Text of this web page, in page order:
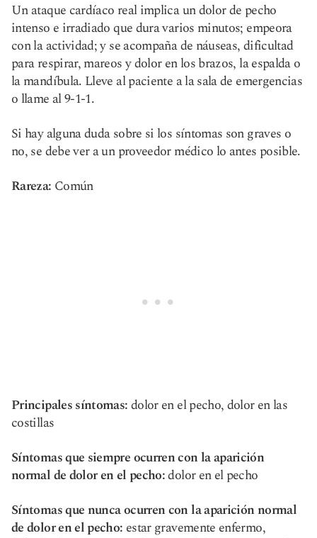
Un ataque cardíaco real implica un dolor de pecho
intenso e irradiado que dura varios minutos; empeora
con la actividad; y se acompaña de náuseas, dificultad
para respirar, mareos y dolor en los brazos, la espalda o
la mandíbula. Lleve al paciente a la sala de emergencias
o llame al 9-1-1.
Si hay alguna duda sobre si los síntomas son graves o
no, se debe ver a un proveedor médico lo antes posible.
Rareza: Común
Principales síntomas:dolor en el pecho, dolor en las
costillas
Síntomas que siempre ocurren con la aparición
normal de dolor en el pecho:dolor en el pecho
Síntomas que nunca ocurren con la aparición normal
de dolor en el pecho: estar gravemente enfermo,